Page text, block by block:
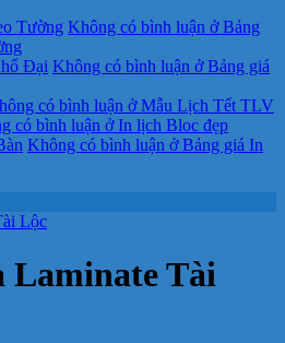
Tường Không có bình luận ở Bảng
Đại Không có bình luận ở Bảng giá
có bình luận ở Mẫu Lịch Tết TLV
có bình luận ở In lịch Bloc đẹp
Không có bình luận ở Bảng giá In
Laminate Tài